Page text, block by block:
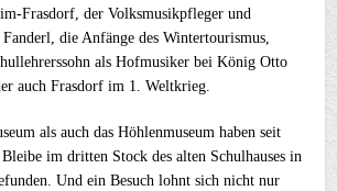
Frasdorf, der Volksmusikpfleger und
Fanderl, die Anfänge des Wintertourismus,
als Hofmusiker bei König Otto
auch Frasdorf im 1. Weltkrieg.
als auch das Höhlenmuseum haben seit
im dritten Stock des alten Schulhauses in
Und ein Besuch lohnt sich nicht nur